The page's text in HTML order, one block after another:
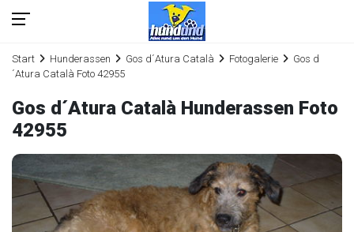
Start Hunderassen Gos d´Atura Català Fotogalerie
Gos d
´Atura Català Foto 42955
Gos d´Atura Català Hunderassen Foto
42955